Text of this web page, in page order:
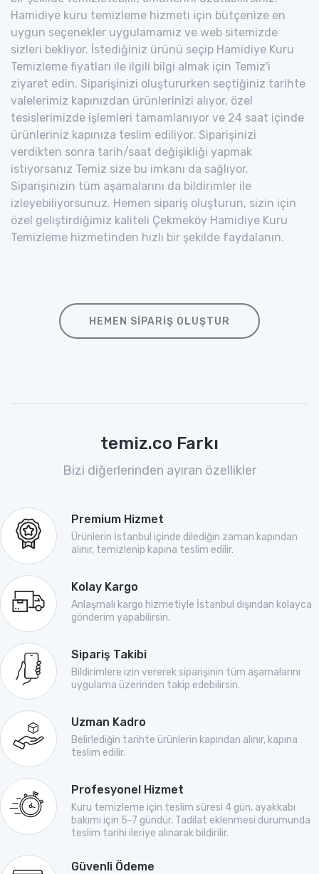
Hamidiye kuru temizleme hizmeti için bütçenize en
uygun seçenekler uygulamamız ve web sitemizde
sizleri bekliyor. İstediğiniz ürünü seçip Hamidiye Kuru
Temizleme fiyatları ile ilgili bilgi almak için Temiz'i
ziyaret edin. Siparişinizi oluştururken seçtiğiniz tarihte
valelerimiz kapınızdan ürünlerinizi alıyor, özel
tesislerimizde işlemleri tamamlanıyor ve 24 saat içinde
ürünleriniz kapınıza teslim ediliyor. Siparişinizi
verdikten sonra tarih/saat değişikliği yapmak
istiyorsanız Temiz size bu imkanı da sağlıyor.
Siparişinizin tüm aşamalarını da bildirimler ile
izleyebiliyorsunuz. Hemen sipariş oluşturun, sizin için
özel geliştirdiğimiz kaliteli Çekmeköy Hamidiye Kuru
Temizleme hizmetinden hızlı bir şekilde faydalanın.
HEMEN SIPARIŞ OLUŞTUR
temiz.co Farkı
Bizi diğerlerinden ayıran özellikler
Premium Hizmet
Ürünlerin İstanbul içinde dilediğin zaman kapından
alınır, temizlenip kapına teslim edilir.
Kolay Kargo
Anlaşmalı kargo hizmetiyle İstanbul dışından kolayca
gönderim yapabilirsin.
Sipariş Takibi
Bildirimlere izin vererek siparişinin tüm aşamalarını
uygulama üzerinden takip edebilirsin.
Uzman Kadro
Belirlediğin tarihte ürünlerin kapından alınır, kapına
teslim edilir.
Profesyonel Hizmet
Kuru temizleme için teslim süresi 4 gün, ayakkabı
bakımı için 5-7 gündür. Tadilat eklenmesi durumunda
teslim tarihi ileriye alınarak bildirilir.
Güvenli Ödeme